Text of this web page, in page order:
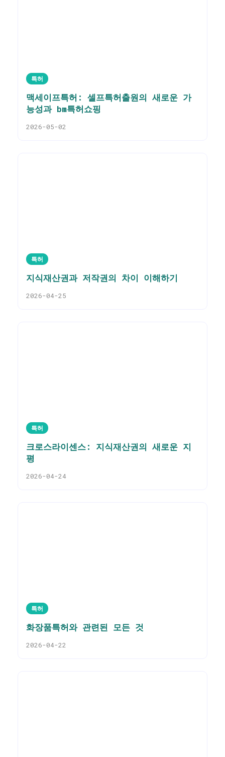
특허
맥세이프특허: 셀프특허출원의 새로운 가
능성과 bm특허쇼핑
2026-05-02
특허
지식재산권과 저작권의 차이 이해하기
2026-04-25
특허
크로스라이센스: 지식재산권의 새로운 지
평
2026-04-24
특허
화장품특허와 관련된 모든 것
2026-04-22